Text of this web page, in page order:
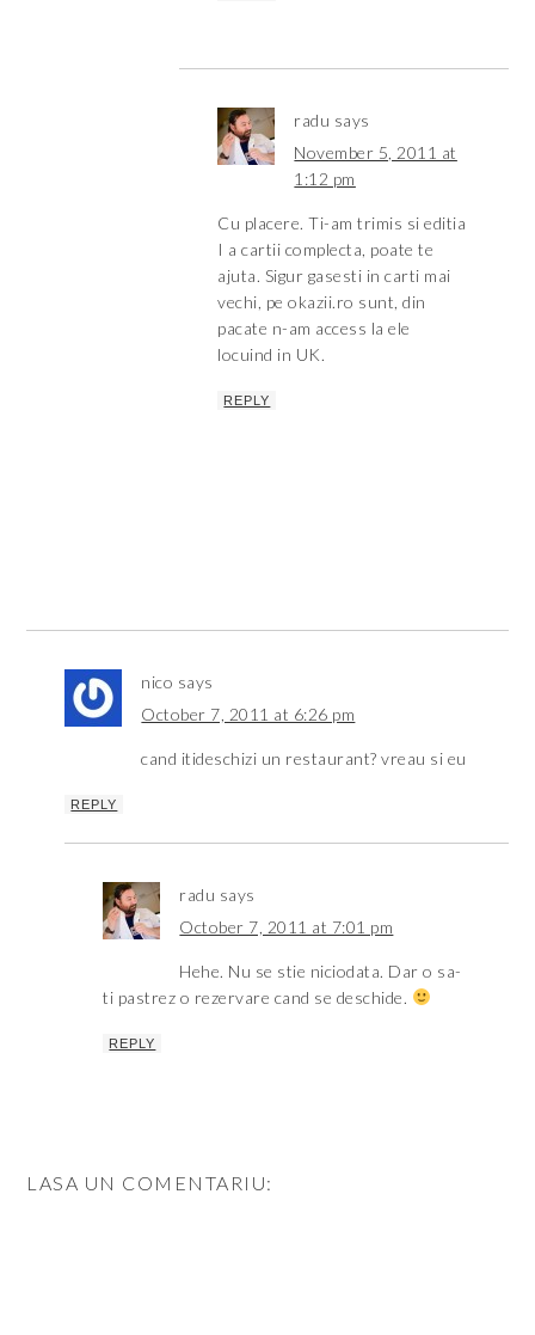
radu says
November 5, 2011 at
1:12 pm
Cu placere. Ti-am trimis si editia
I a cartii complecta, poate te
ajuta. Sigur gasesti in carti mai
vechi, pe okazii.ro sunt, din
pacate n-am access la ele
locuind in UK.
REPLY
nico says
October 7, 2011 at 6:26 pm
cand itideschizi un restaurant? vreau si eu
REPLY
radu says
October 7, 2011 at 7:01 pm
Hehe. Nu se stie niciodata. Dar o sa-
ti pastrez o rezervare cand se deschide.
REPLY
LASA UN COMENTARIU: